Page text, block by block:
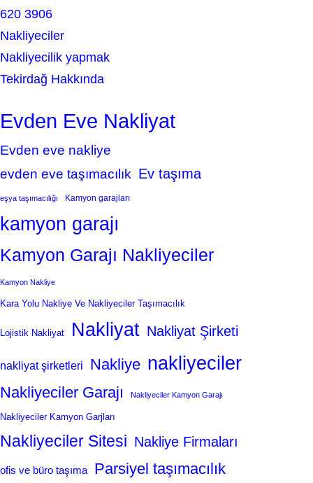
620 3906
Nakliyeciler
Nakliyecilik yapmak
Tekirdağ Hakkında
Evden Eve Nakliyat
Evden eve nakliye
evden eve taşımacılık Ev taşıma
eşya taşımacılığı Kamyon garajları
kamyon garajı
Kamyon Garajı Nakliyeciler
Kamyon Nakliye
Kara Yolu Nakliye Ve Nakliyeciler Taşımacılık
Lojistik Nakliyat Nakliyat Nakliyat Şirketi
nakliyat şirketleri Nakliye nakliyeciler
Nakliyeciler Garajı Nakliyeciler Kamyon Garajı
Nakliyeciler Kamyon Garjları
Nakliyeciler Sitesi Nakliye Firmaları
ofis ve büro taşıma Parsiyel taşımacılık